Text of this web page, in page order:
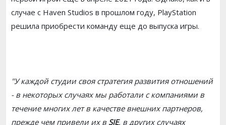
случае с Haven Studios в прошлом году, PlayStation
решила приобрести команду еще до выпуска игры.
"У каждой студии своя стратегия развития отношений
- в некоторых случаях мы работали с компаниями в
течение многих лет в качестве внешних партнеров,
прежде чем привели их в SIE, в других случаях